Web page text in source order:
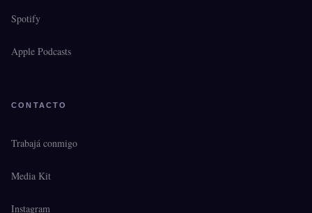
Spotify
Apple Podcasts
CONTACTO
Trabajá conmigo
Media Kit
Instagram